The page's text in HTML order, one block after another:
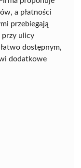
a płatności
przebiegają
przy ulicy
dostępnym,
dodatkowe